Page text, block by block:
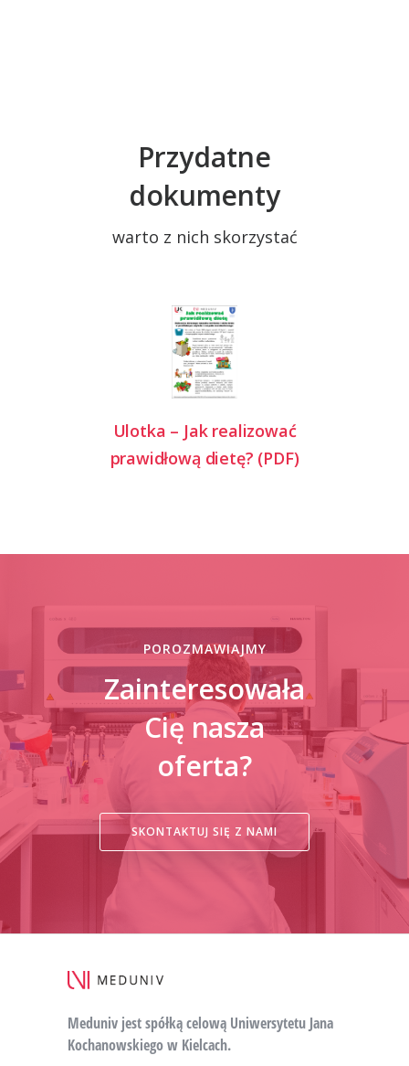
Przydatne
dokumenty
warto z nich skorzystać
Ulotka – Jak realizować
prawidłową dietę? (PDF)
POROZMAWIAJMY
Zainteresowała
Cię nasza
oferta?
SKONTAKTUJ SIĘ Z NAMI
Meduniv jest spółką celową Uniwersytetu Jana
Kochanowskiego w Kielcach.